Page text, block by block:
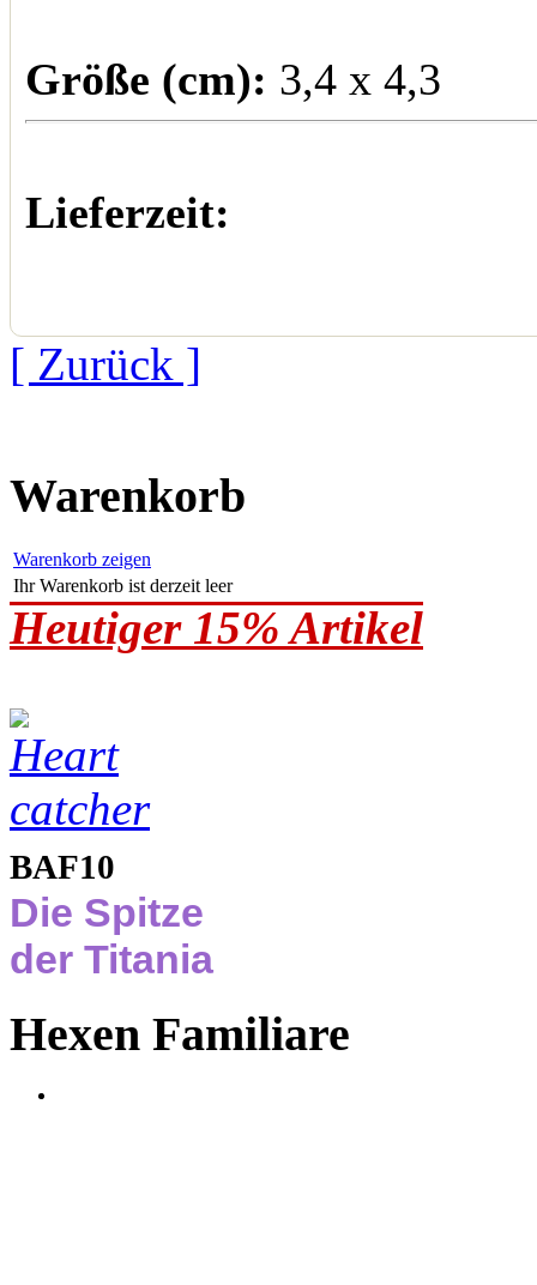
Größe (cm): 3,4 x 4,3
Lieferzeit:
[ Zurück ]
Warenkorb
Warenkorb zeigen
Ihr Warenkorb ist derzeit leer
Heutiger 15% Artikel
BAF10
Die Spitze
der Titania
Hexen Familiare